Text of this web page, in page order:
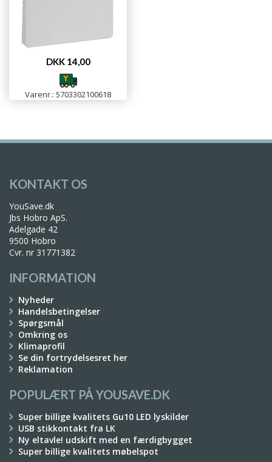
DKK 14,00
Varenr.: 5703302100618
KONTAKT OS
YouSave.dk
Jbs Hobro ApS.
Adelgade 42
9500 Hobro
Cvr. nr 31771382
INFORMATION
Nyheder
Handelsbetingelser
Spørgsmål
Omkring os
Klimaprofil
Se din fortrydelsesret her
Reklamation
POPULÆRT PÅ YOUSAVE.DK
Super billige kvalitets Gu10 LED lyskilder
USB stikkontakt fra LK
Ny eltavle! udskift med en færdigbygget
Super billige kvalitets møbelspot